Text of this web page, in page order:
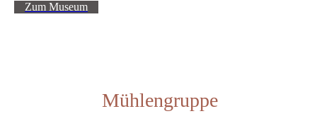
Zum Museum
Mühlengruppe